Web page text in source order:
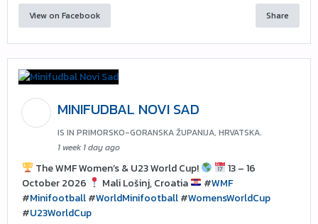
View on Facebook Share
MINIFUDBAL NOVI SAD
IS IN PRIMORSKO-GORANSKA ŽUPANIJA, HRVATSKA.
1 week 1 day ago
The WMF Women’s & U23 World Cup!
13 – 16
October 2026
Mali Lošinj, Croatia #WMF
#Minifootball#WorldMinifootball#WomensWorldCup
#U23WorldCup